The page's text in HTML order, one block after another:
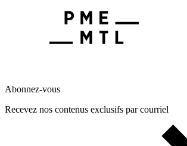
Abonnez-vous
Recevez nos contenus exclusifs par courriel